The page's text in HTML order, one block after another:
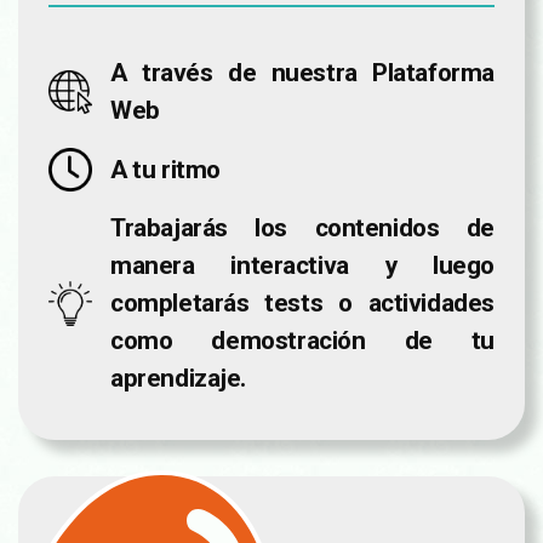
A través de nuestra Plataforma
Web
A tu ritmo
Trabajarás los contenidos de
manera interactiva y luego
completarás tests o actividades
como demostración de tu
aprendizaje.